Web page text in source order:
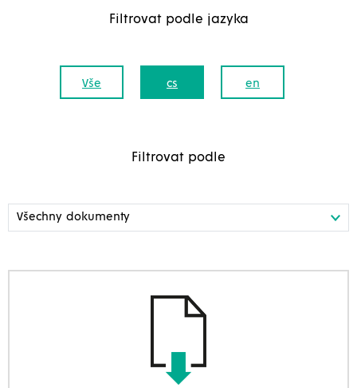
Filtrovat podle jazyka
Vše cs en
Filtrovat podle